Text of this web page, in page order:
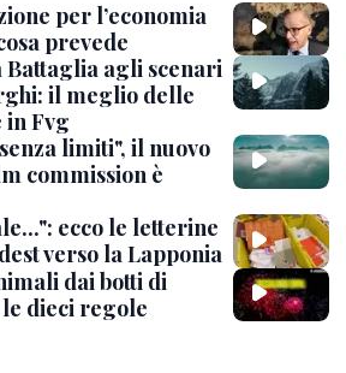
per l’economia
prevede
Battaglia agli scenari
il meglio delle
Fvg
limiti", il nuovo
commission è
ecco le letterine
verso la Lapponia
dai botti di
le dieci regole